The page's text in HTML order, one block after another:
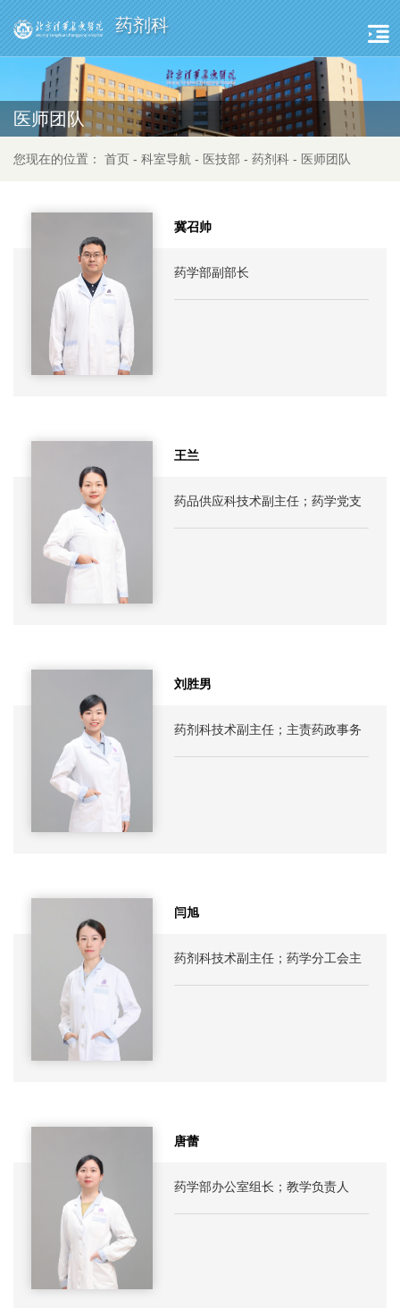
药剂科
医师团队
您现在的位置： 首页 - 科室导航 - 医技部 - 药剂科 - 医师团队
冀召帅
药学部副部长
王兰
药品供应科技术副主任；药学党支
部书记；精准药学实验室平台负责
刘胜男
药剂科技术副主任；主责药政事务
闫旭
药剂科技术副主任；药学分工会主
席
唐蕾
药学部办公室组长；教学负责人